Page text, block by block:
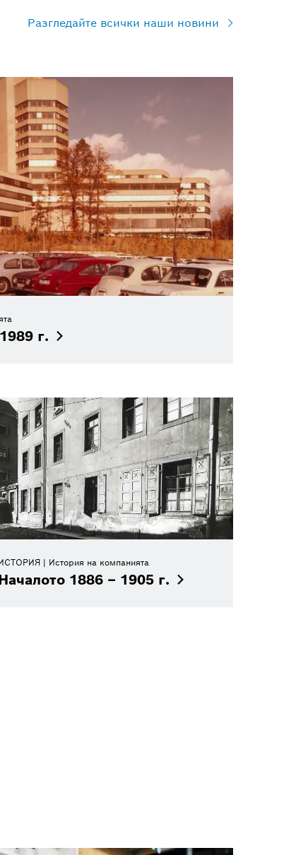
Разгледайте всички наши новини
г.
История на компанията
1886 – 1905 г.